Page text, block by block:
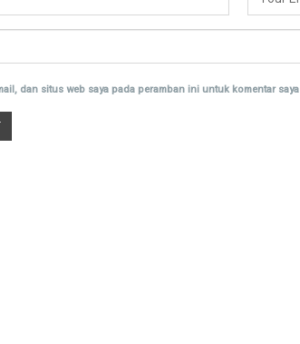
dan situs web saya pada peramban ini untuk komentar